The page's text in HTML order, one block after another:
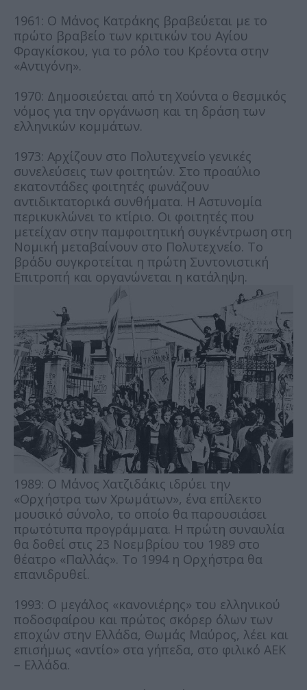
1961: Ο Μάνος Κατράκης βραβεύεται με το
πρώτο βραβείο των κριτικών του Αγίου
Φραγκίσκου, για το ρόλο του Κρέοντα στην
«Αντιγόνη».
1970: Δημοσιεύεται από τη Χούντα ο θεσμικός
νόμος για την οργάνωση και τη δράση των
ελληνικών κομμάτων.
1973: Αρχίζουν στο Πολυτεχνείο γενικές
συνελεύσεις των φοιτητών. Στο προαύλιο
εκατοντάδες φοιτητές φωνάζουν
αντιδικτατορικά συνθήματα. Η Αστυνομία
περικυκλώνει το κτίριο. Οι φοιτητές που
μετείχαν στην παμφοιτητική συγκέντρωση στη
Νομική μεταβαίνουν στο Πολυτεχνείο. Το
βράδυ συγκροτείται η πρώτη Συντονιστική
Επιτροπή και οργανώνεται η κατάληψη.
1989: Ο Μάνος Χατζιδάκις ιδρύει την
«Ορχήστρα των Χρωμάτων», ένα επίλεκτο
μουσικό σύνολο, το οποίο θα παρουσιάσει
πρωτότυπα προγράμματα. Η πρώτη συναυλία
θα δοθεί στις 23 Νοεμβρίου του 1989 στο
θέατρο «Παλλάς». Το 1994 η Ορχήστρα θα
επανιδρυθεί.
1993: Ο μεγάλος «κανονιέρης» του ελληνικού
ποδοσφαίρου και πρώτος σκόρερ όλων των
εποχών στην Ελλάδα, Θωμάς Μαύρος, λέει και
επισήμως «αντίο» στα γήπεδα, στο φιλικό ΑΕΚ
– Ελλάδα.